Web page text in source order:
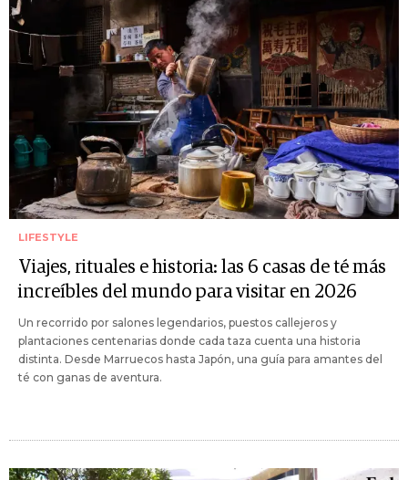
LIFESTYLE
Viajes, rituales e historia: las 6 casas de té más
increíbles del mundo para visitar en 2026
Un recorrido por salones legendarios, puestos callejeros y
plantaciones centenarias donde cada taza cuenta una historia
distinta. Desde Marruecos hasta Japón, una guía para amantes del
té con ganas de aventura.